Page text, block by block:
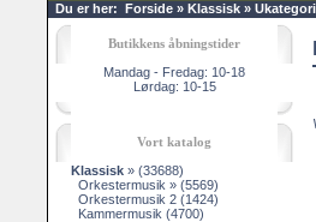
Du er her: Forside » Klassisk »
Butikkens åbningstider
Mandag - Fredag: 10-18
Lørdag: 10-15
Vort katalog
Klassisk » (33688)
Orkestermusik » (5569)
Orkestermusik 2 (1424)
Kammermusik (4700)